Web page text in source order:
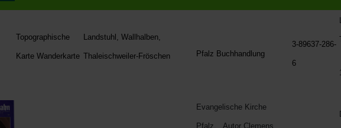
Topographische
Karte Wanderkarte
Landstuhl, Wallhalben,
Thaleischweiler-Fröschen Pfalz Buchhandlung
3-89637-286-
6
Evangelische Kirche
Pfalz,Autor Clemens